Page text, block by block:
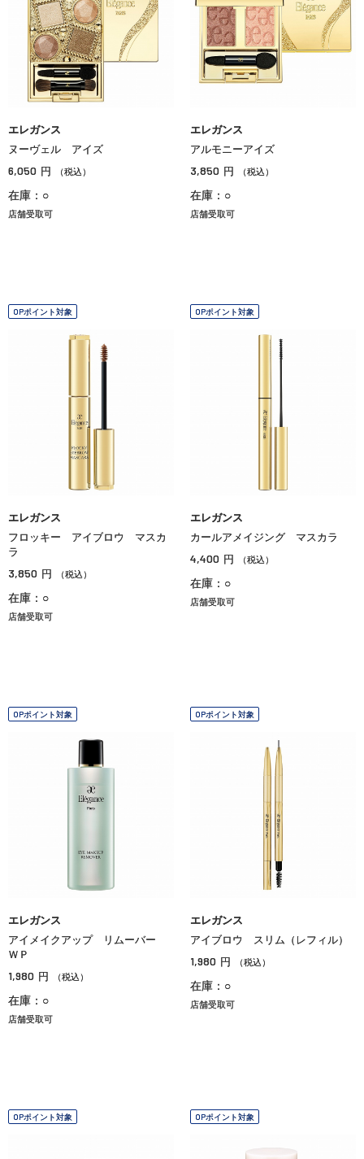
エレガンス
ヌーヴェル アイズ
6,050 円 （税込）
在庫：○
店舗受取可
エレガンス
アルモニーアイズ
3,850 円 （税込）
在庫：○
店舗受取可
OPポイント対象
エレガンス
フロッキー アイブロウ マスカ
ラ
3,850 円 （税込）
在庫：○
店舗受取可
OPポイント対象
エレガンス
カールアメイジング マスカラ
4,400 円 （税込）
在庫：○
店舗受取可
OPポイント対象
エレガンス
アイメイクアップ リムーバー
ＷＰ
1,980 円 （税込）
在庫：○
店舗受取可
OPポイント対象
エレガンス
アイブロウ スリム（レフィル）
1,980 円 （税込）
在庫：○
店舗受取可
OPポイント対象 OPポイント対象